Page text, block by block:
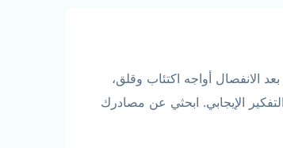
علي الديون. بعد الانفصال أواجه اكتئاب وقلق،
الإيجابي. ابحثي عن مصادرك